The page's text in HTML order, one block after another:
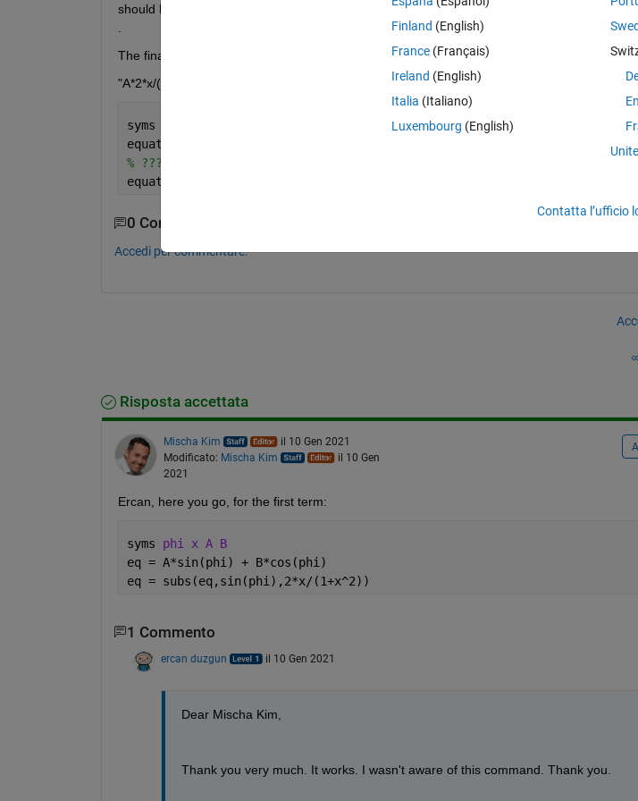
should by replaced by "2*x/(1+x^2)" ? (Notice that  x=tan (phi/2) , therefore  sin(phi)=2*x/
The final symboic equation should look :
"A*2*x/(1+x^2)  +  B*2*x/(1+x^2)"
syms
equation_current=A*sin(phi)+B*cos(phi)
% ??? Some unknown operations ???
equation_new=A*2*x/(1+x^2)  +  B*2*x/(1+x^2)
0 Commenti
Accedi per commentare.
Risposta accettata
Mischa Kim
il 10 Gen 2021
Modificato: Mischa Kim
il 10 Gen
2021
Ercan, here you go, for the first term:
syms phi x A B
eq = A*sin(phi) + B*cos(phi)
eq = subs(eq,sin(phi),2*x/(1+x^2))
1 Commento
ercan duzgun il 10 Gen 2021
Dear Mischa Kim,
Thank you very much. It works. I wasn't aware of this command. Thank you.
Finland (English)
France (Français)
Ireland (English)
Italia (Italiano)
Luxembourg (English)
Contatta l’ufficio